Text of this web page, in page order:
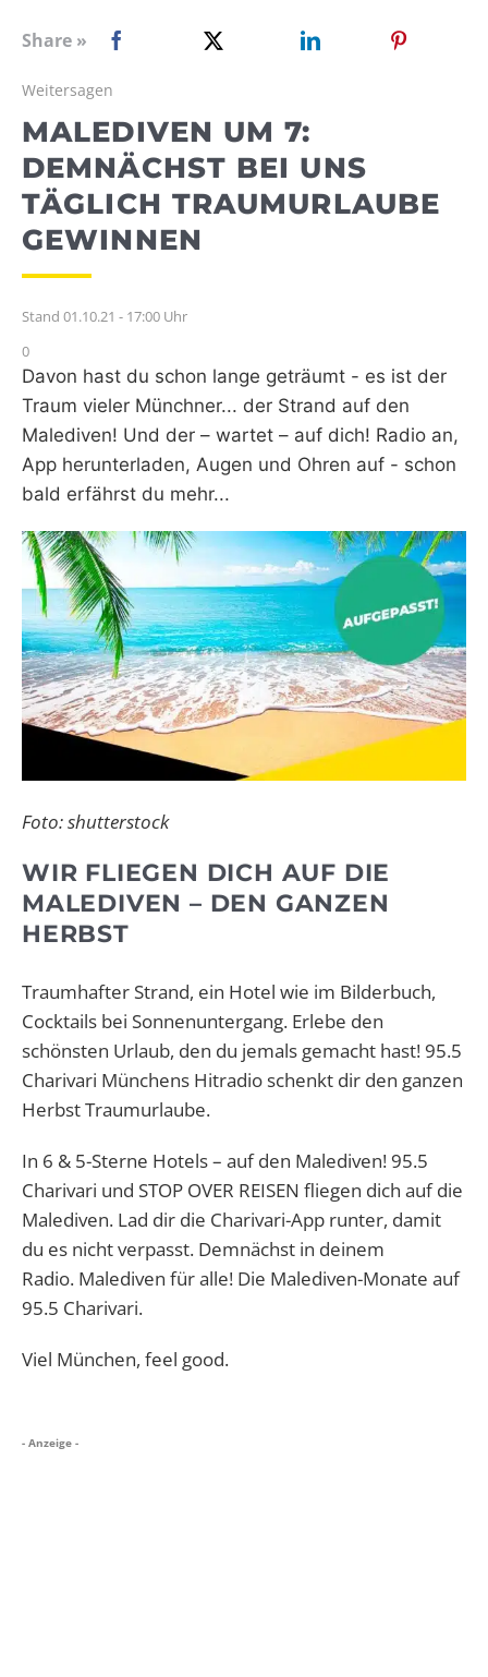
WEBRADIO
Share »
Weitersagen
MALEDIVEN UM 7:
DEMNÄCHST BEI UNS
TÄGLICH TRAUMURLAUBE
GEWINNEN
Stand 01.10.21 - 17:00 Uhr
0
Davon hast du schon lange geträumt - es ist der
Traum vieler Münchner... der Strand auf den
Malediven! Und der – wartet – auf dich! Radio an,
App herunterladen, Augen und Ohren auf - schon
bald erfährst du mehr...
Foto: shutterstock
WIR FLIEGEN DICH AUF DIE
MALEDIVEN – DEN GANZEN
HERBST
Traumhafter Strand, ein Hotel wie im Bilderbuch,
Cocktails bei Sonnenuntergang. Erlebe den
schönsten Urlaub, den du jemals gemacht hast! 95.5
Charivari Münchens Hitradio schenkt dir den ganzen
Herbst Traumurlaube.
In 6 & 5-Sterne Hotels – auf den Malediven! 95.5
Charivari und STOP OVER REISEN fliegen dich auf die
Malediven. Lad dir die Charivari-App runter, damit
du es nicht verpasst. Demnächst in deinem
Radio. Malediven für alle! Die Malediven-Monate auf
95.5 Charivari.
Viel München, feel good.
- Anzeige -